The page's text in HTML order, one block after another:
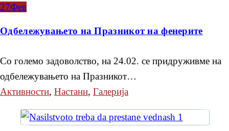
27Фев
Одбележувањето на Празникот на фенерите
Со големо задоволство, на 24.02. се придруживме на
одбележувањето на Празникот…
Активности, Настани, Галерија